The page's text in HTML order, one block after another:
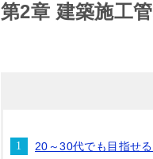
第2章 建築施工
20～30代でも目指せ